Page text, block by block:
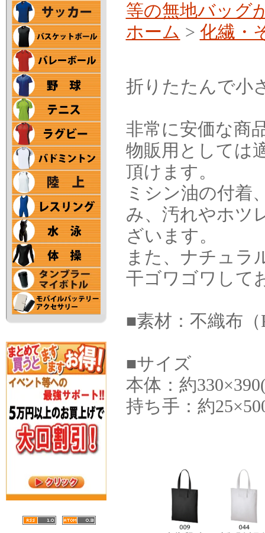
等の無地バッグ
ホーム > 化繊・
折りたたんで小
非常に安価な商
物販用としては
頂けます。
ミシン油の付着
み、汚れやホツ
ざいます。
また、ナチュラ
干ゴワゴワして
■素材：不織布（
■サイズ
本体：約
持ち手：約